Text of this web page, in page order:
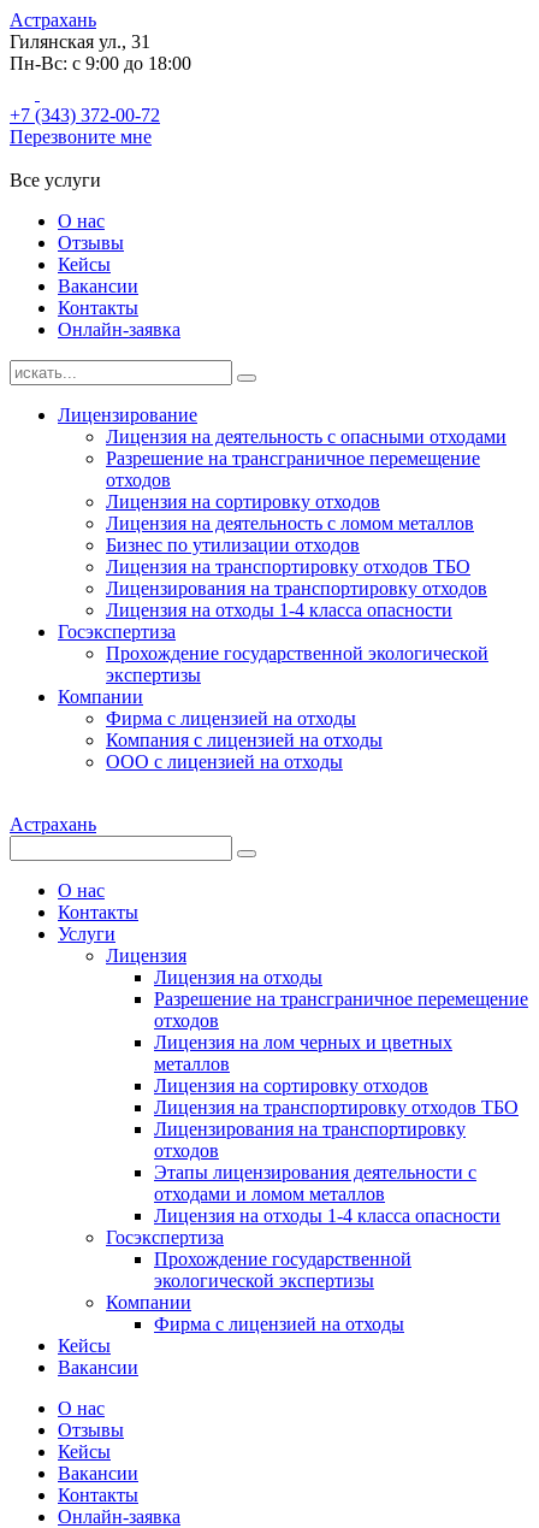
Астрахань
Гилянская ул., 31
Пн-Вс: с 9:00 до 18:00
+7 (343) 372-00-72
Перезвоните мне
Все услуги
О нас
Отзывы
Кейсы
Вакансии
Контакты
Онлайн-заявка
Лицензирование
Лицензия на деятельность с опасными отходами
Разрешение на трансграничное перемещение
отходов
Лицензия на сортировку отходов
Лицензия на деятельность с ломом металлов
Бизнес по утилизации отходов
Лицензия на транспортировку отходов ТБО
Лицензирования на транспортировку отходов
Лицензия на отходы 1-4 класса опасности
Госэкспертиза
Прохождение государственной экологической
экспертизы
Компании
Фирма с лицензией на отходы
Компания с лицензией на отходы
ООО с лицензией на отходы
Астрахань
О нас
Контакты
Услуги
Лицензия
Лицензия на отходы
Разрешение на трансграничное перемещение
отходов
Лицензия на лом черных и цветных
металлов
Лицензия на сортировку отходов
Лицензия на транспортировку отходов ТБО
Лицензирования на транспортировку
отходов
Этапы лицензирования деятельности с
отходами и ломом металлов
Лицензия на отходы 1-4 класса опасности
Госэкспертиза
Прохождение государственной
экологической экспертизы
Компании
Фирма с лицензией на отходы
Кейсы
Вакансии
О нас
Отзывы
Кейсы
Вакансии
Контакты
Онлайн-заявка